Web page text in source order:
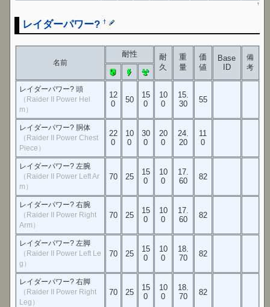
↑
レイダーパワー? †
名前
耐性
耐
久
重
量
価
値
Base
ID
備
考
レイダーパワー? 頭
（Raider II Power Hel
m）
12
0
50
15
0
10
0
15.
30
55
レイダーパワー? 胴体
（Raider II Power Chest
Piece）
22
0
10
0
30
0
20
0
24.
20
11
0
レイダーパワー? 左腕
（Raider II Power Left Ar
m）
70 25
15
0
10
0
17.
60
82
レイダーパワー? 右腕
（Raider II Power Right
Arm）
70 25
15
0
10
0
17.
60
82
レイダーパワー? 左脚
（Raider II Power Left Le
g）
70 25
15
0
10
0
18.
70
82
レイダーパワー? 右脚
（Raider II Power Right
Leg）
70 25
15
0
10
0
18.
70
82